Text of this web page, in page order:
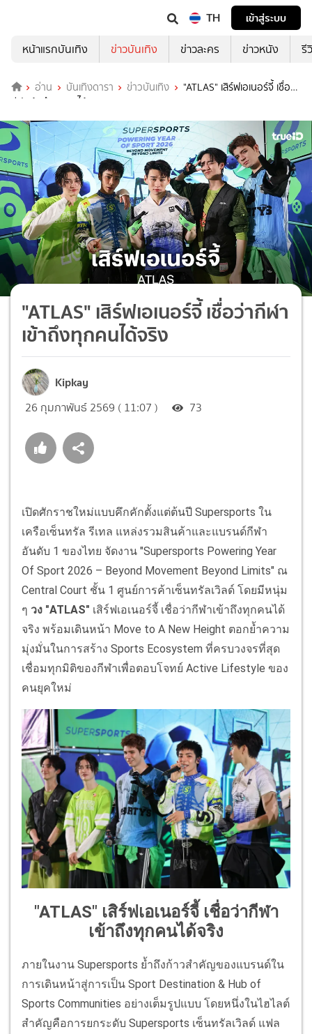
TH
เข้าสู่ระบบ
หน้าแรกบันเทิง
ข่าวบันเทิง ข่าวละคร ข่าวหนัง รี
อ่าน บันเทิงดารา ข่าวบันเทิง
"ATLAS" เสิร์ฟเอเนอร์จี้ เชื่อว่า
กีฬาเข้าถึงทุกคนได้จริง
"ATLAS" เสิร์ฟเอเนอร์จี้ เชื่อว่ากีฬา
เข้าถึงทุกคนได้จริง
Kipkay
26 กุมภาพันธ์ 2569 ( 11:07 ) 73
เปิดศักราชใหม่แบบคึกคักตั้งแต่ต้นปี Supersports ใน
เครือเซ็นทรัล รีเทล แหล่งรวมสินค้าและแบรนด์กีฬา
อันดับ 1 ของไทย จัดงาน "Supersports Powering Year
Of Sport 2026 – Beyond Movement Beyond Limits" ณ
Central Court ชั้น 1 ศูนย์การค้าเซ็นทรัลเวิลด์ โดยมีหนุ่ม
ๆ วง "ATLAS" เสิร์ฟเอเนอร์จี้ เชื่อว่ากีฬาเข้าถึงทุกคนได้
จริง พร้อมเดินหน้า Move to A New Height ตอกย้ำความ
มุ่งมั่นในการสร้าง Sports Ecosystem ที่ครบวงจรที่สุด
เชื่อมทุกมิติของกีฬาเพื่อตอบโจทย์ Active Lifestyle ของ
คนยุคใหม่
"ATLAS" เสิร์ฟเอเนอร์จี้ เชื่อว่ากีฬา
เข้าถึงทุกคนได้จริง
ภายในงาน Supersports ย้ำถึงก้าวสำคัญของแบรนด์ใน
การเดินหน้าสู่การเป็น Sport Destination & Hub of
Sports Communities อย่างเต็มรูปแบบ โดยหนึ่งในไฮไลต์
สำคัญคือการยกระดับ Supersports เซ็นทรัลเวิลด์ แฟล